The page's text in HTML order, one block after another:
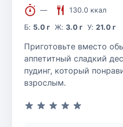
—
130.0 ккал
Б: 5.0 г Ж: 3.0 г У: 21.0 г
Приготовьте вместо
аппетитный сладкий
пудинг, который
взрослым.